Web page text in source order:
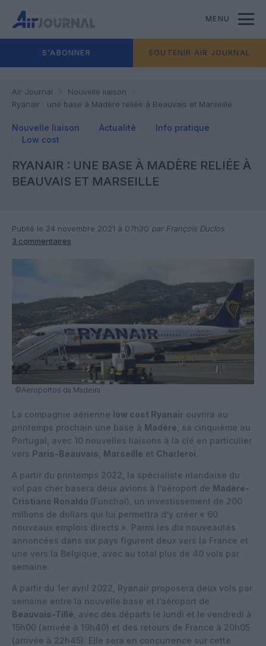
MENU
S'ABONNER SOUTENIR AIR JOURNAL
Air Journal
Nouvelle liaison
Ryanair : une base à Madère reliée à Beauvais et Marseille
Nouvelle liaison Actualité
Info pratique
Low cost
RYANAIR : UNE BASE À MADÈRE RELIÉE À
BEAUVAIS ET MARSEILLE
Publié le 24 novembre 2021 à 07h30 par François Duclos
3 commentaires
©Aeroportos da Madeira
La compagnie aérienne low cost Ryanair ouvrira au
printemps prochain une base à Madère , sa cinquième au
Portugal, avec 10 nouvelles liaisons à la clé en particulier
vers Paris-Beauvais Marseille et Charleroi.
A partir du printemps 2022, la spécialiste irlandaise du
vol pas cher basera deux avions à l’aéroport de Madère-
Cristiano Ronaldo (Funchal), un investissement de 200
millions de dollars qui lui permettra d’y créer « 60
nouveaux emplois directs ». Parmi les dix nouveautés
annoncées dans six pays figurent deux vers la France et
une vers la Belgique, avec au total plus de 40 vols par
semaine.
A partir du 1er avril 2022, Ryanair proposera deux vols par
semaine entre la nouvelle base et l’aéroport de
Beauvais-Tillé , avec des départs le lundi et le vendredi à
15h00 (arrivée à 19h40) et des retours de France à 20h05
(arrivée à 22h45). Elle sera en concurrence sur cette